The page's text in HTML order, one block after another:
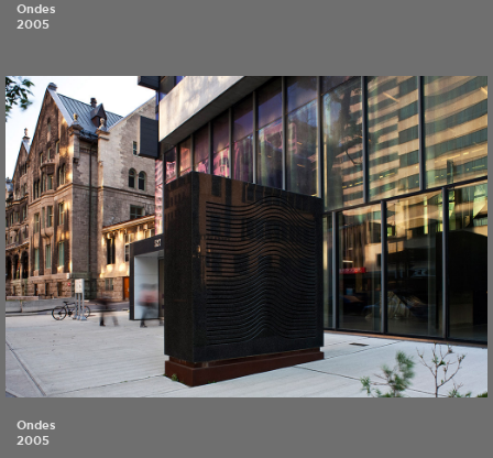
Ondes
2005
Ondes
2005